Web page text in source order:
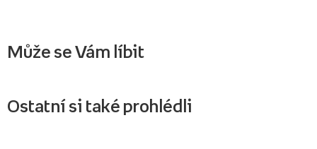
Může se Vám líbit
Ostatní si také prohlédli